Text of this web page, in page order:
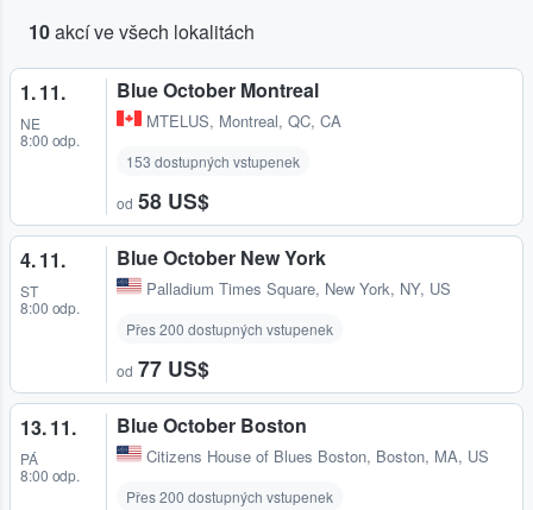
10akcí ve všech lokalitách
1. 11.
NE
8:00 odp.
Blue October Montreal
MTELUS, Montreal, QC, CA
153 dostupných vstupenek
od 58 US$
4. 11.
ST
8:00 odp.
Blue October New York
Palladium Times Square, New York, NY, US
Přes 200 dostupných vstupenek
od 77 US$
13. 11.
PÁ
8:00 odp.
Blue October Boston
Citizens House of Blues Boston, Boston, MA, US
Přes 200 dostupných vstupenek